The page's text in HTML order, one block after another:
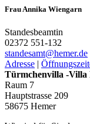
Frau Annika Wiengarn
Standesbeamtin
02372 551-132
standesamt@­hemer.de
Adresse |
Türmchenvilla -Villa
Raum 7
Hauptstrasse 209
58675 Hemer